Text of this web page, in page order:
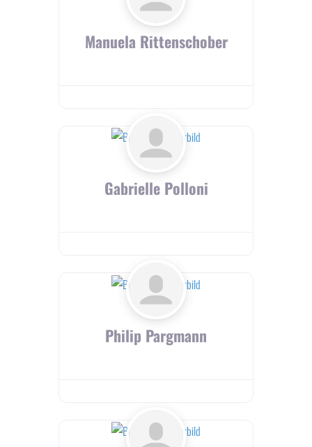
Manuela Rittenschober
Gabrielle Polloni
Philip Pargmann